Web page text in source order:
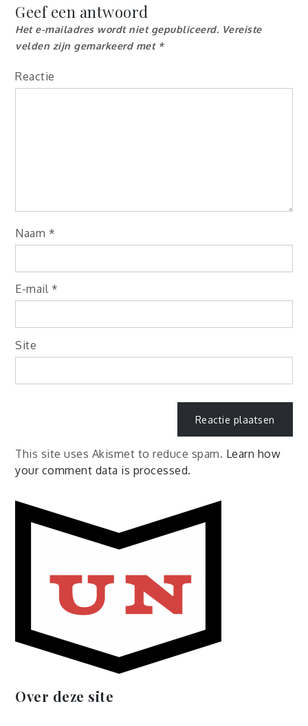
Geef een antwoord
Het e-mailadres wordt niet gepubliceerd. Vereiste
velden zijn gemarkeerd met *
Reactie
Naam *
E-mail *
Site
This site uses Akismet to reduce spam. Learn how
your comment data is processed.
Over deze site